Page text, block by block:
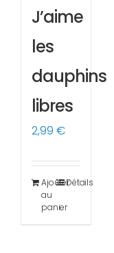
J’aime
les
dauphins
libres
2,99€
Ajouter
au
panier
Détails